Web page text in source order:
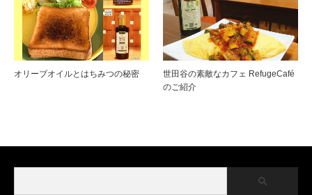
オリーブオイルとはちみつの秘密
世田谷の素敵なカフェ RefugeCafé
のご紹介